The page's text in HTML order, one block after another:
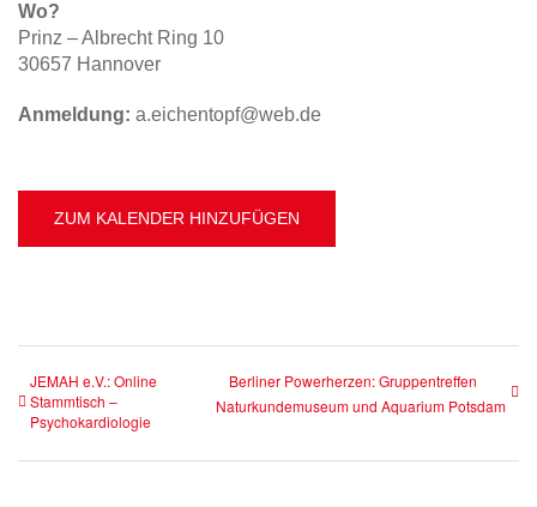
Wo?
Prinz – Albrecht Ring 10
30657 Hannover
Anmeldung: a.eichentopf@web.de
ZUM KALENDER HINZUFÜGEN
JEMAH e.V.: Online
Stammtisch –
Psychokardiologie
Berliner Powerherzen: Gruppentreffen
Naturkundemuseum und Aquarium Potsdam